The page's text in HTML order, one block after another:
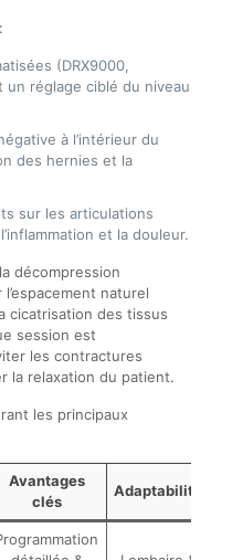
(DRX9000,
un réglage ciblé du niveau
à l’intérieur du
des hernies et la
sur les articulations
et la douleur.
décompression
naturel
cicatrisation des tissus
session est
les contractures
la relaxation du patient.
les principaux
Avantages
clés
Adaptabilité